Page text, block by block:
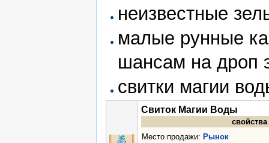
неизвестные
малые рунные
шансам на дроп
свитки магии
Свиток Магии Воды
свойства
Место продажи: Рынок